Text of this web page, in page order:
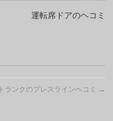
運転席ドアのヘコミ
トランクのプレスラインヘコミ →